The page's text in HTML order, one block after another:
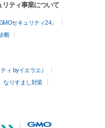
ティ事業について
セキュリティ24」
断
ィ byイエラエ）
なりすまし対策